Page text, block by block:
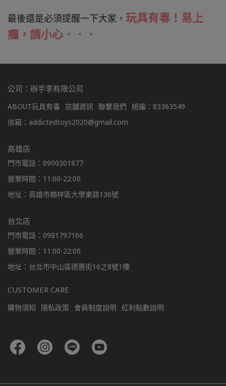
最後還是必須提醒一下大家， 玩具有毒！易上
癮，請小心．．．
公司：辦手李有限公司
ABOUT玩具有毒 店舖資訊 聯繫我們 統編：83363549
信箱：addictedtoys2020@gmail.com
高雄店
門市電話：0900301877
營業時間：11:00-22:00
地址：高雄市楠梓區大學東路136號
台北店
門市電話：0981797166
營業時間：11:00-22:00
地址：台北市中山區德惠街16之8號1樓
CUSTOMER CARE
購物須知 隱私政策 會員制度說明 紅利點數說明